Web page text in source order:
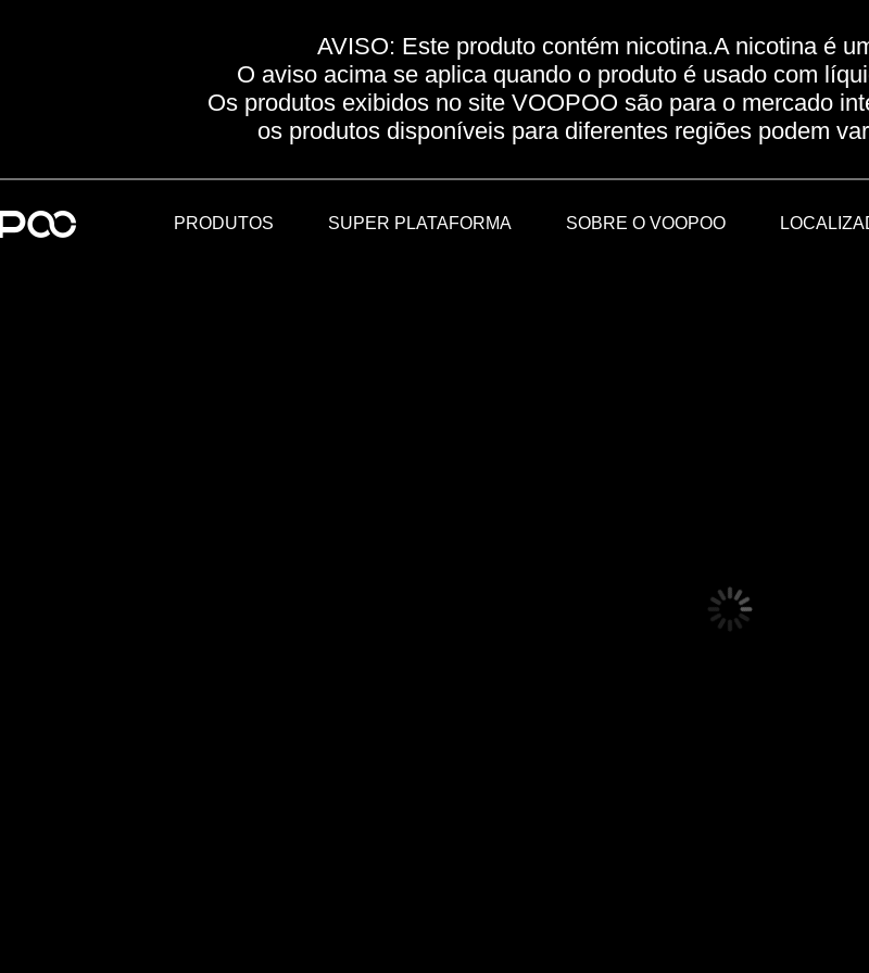
AVISO: Este produto contém nicotina.A nicotina é
O aviso acima se aplica quando o produto é usado com
Os produtos exibidos no site VOOPOO são para o mercado
os produtos disponíveis para diferentes regiões podem
PRODUTOS SUPER PLATAFORMA SOBRE O VOOPOO